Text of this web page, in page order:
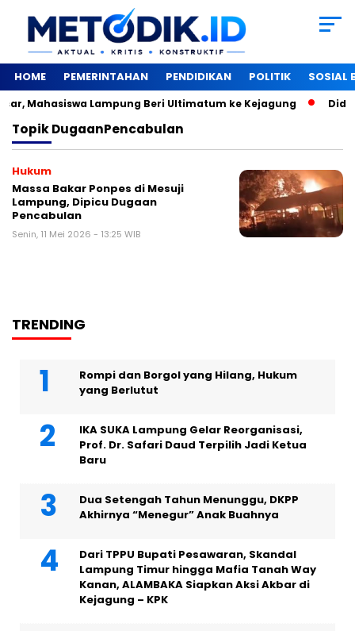
HOME PEMERINTAHAN PENDIDIKAN POLITIK SOSIAL
Mahasiswa Lampung Beri Ultimatum ke Kejagung
TopikDugaanPencabulan
Hukum
Massa Bakar Ponpes di Mesuji
Lampung, Dipicu Dugaan
Pencabulan
Senin, 11 Mei 2026 - 13:25 WIB
TRENDING
Rompi dan Borgol yang Hilang, Hukum
yang Berlutut
IKA SUKA Lampung Gelar Reorganisasi,
Prof. Dr. Safari Daud Terpilih Jadi Ketua
Baru
Dua Setengah Tahun Menunggu, DKPP
Akhirnya “Menegur” Anak Buahnya
Dari TPPU Bupati Pesawaran, Skandal
Lampung Timur hingga Mafia Tanah Way
Kanan, ALAMBAKA Siapkan Aksi Akbar di
Kejagung – KPK